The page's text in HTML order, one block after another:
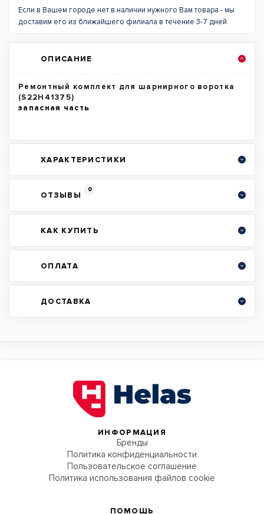
Если в Вашем городе нет в наличии нужного Вам товара - мы
доставим его из ближайшего филиала в течение 3-7 дней
ОПИСАНИЕ
Ремонтный комплект для шарнирного воротка
(S22H41375)
запасная часть
ХАРАКТЕРИСТИКИ
ОТЗЫВЫ
0
КАК КУПИТЬ
ОПЛАТА
ДОСТАВКА
ИНФОРМАЦИЯ
Бренды
Политика конфиденциальности
Пользовательское соглашение
Политика использования файлов cookie
ПОМОЩЬ